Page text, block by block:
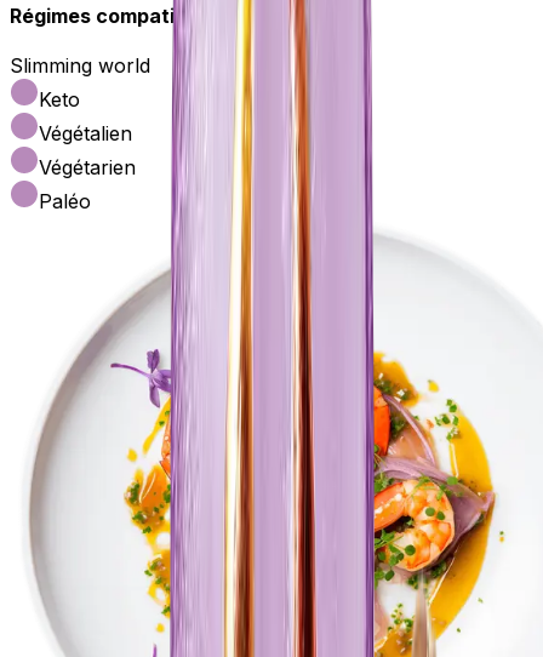
Régimes compatibles :
Slimming world
Keto
Végétalien
Végétarien
Paléo